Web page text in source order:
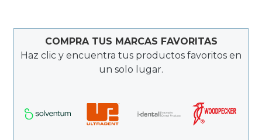
COMPRA TUS MARCAS FAVORITAS
Haz clic y encuentra tus productos favoritos en
un solo lugar.